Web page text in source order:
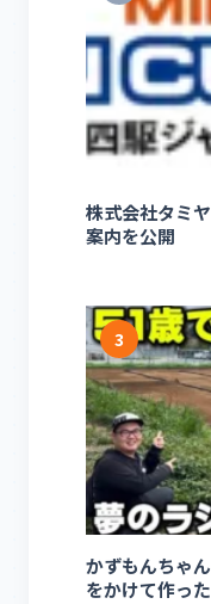
株式会社タミ
案内を公開
3
かずもんちゃ
をかけて作っ